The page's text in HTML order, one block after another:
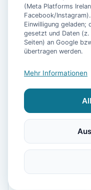
Ausstattung
Heizung
Kühlschrank
(Meta Platforms
Facebook/
Einwilligung geladen;
gesetzt und Daten
Seiten) an Google
übertragen werden.
Mehr Informationen